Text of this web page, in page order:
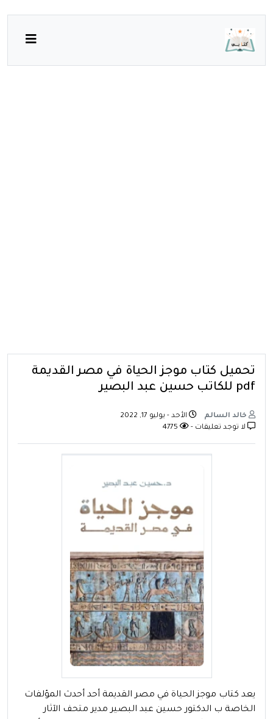
تحميل كتاب موجز الحياة في مصر القديمة
pdf للكاتب حسين عبد البصير
خالد السالم
الأحد - يوليو 17, 2022
لا توجد تعليقات -
يعد كتاب موجز الحياة في مصر القديمة أحد أحدث المؤلفات
الخاصة ب الدكتور حسين عبد البصير مدير متحف الآثار